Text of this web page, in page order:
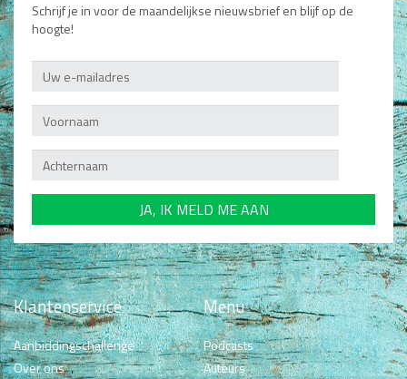
Schrijf je in voor de maandelijkse nieuwsbrief en blijf op de
hoogte!
Klantenservice
Aanbiddingschallenge
Over ons
Menu
Podcasts
Auteurs